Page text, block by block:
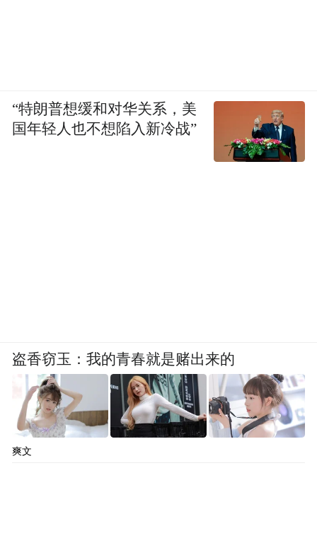
“特朗普想缓和对华关系，美
国年轻人也不想陷入新冷战”
盗香窃玉：我的青春就是赌出来的
爽文